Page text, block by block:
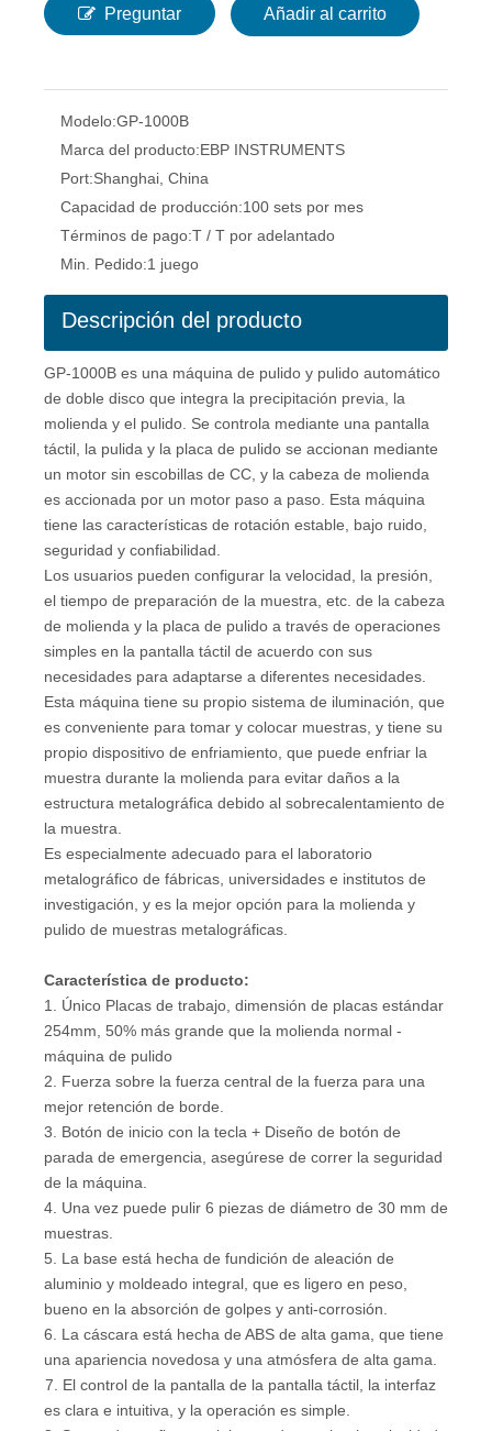
Preguntar Añadir al carrito
Modelo:GP-1000B
Marca del producto:EBP INSTRUMENTS
Port:Shanghai, China
Capacidad de producción:100 sets por mes
Términos de pago:T / T por adelantado
Min. Pedido:1 juego
Descripción del producto
GP-1000B es una máquina de pulido y pulido automático
de doble disco que integra la precipitación previa, la
molienda y el pulido. Se controla mediante una pantalla
táctil, la pulida y la placa de pulido se accionan mediante
un motor sin escobillas de CC, y la cabeza de molienda
es accionada por un motor paso a paso. Esta máquina
tiene las características de rotación estable, bajo ruido,
seguridad y confiabilidad.
Los usuarios pueden configurar la velocidad, la presión,
el tiempo de preparación de la muestra, etc. de la cabeza
de molienda y la placa de pulido a través de operaciones
simples en la pantalla táctil de acuerdo con sus
necesidades para adaptarse a diferentes necesidades.
Esta máquina tiene su propio sistema de iluminación, que
es conveniente para tomar y colocar muestras, y tiene su
propio dispositivo de enfriamiento, que puede enfriar la
muestra durante la molienda para evitar daños a la
estructura metalográfica debido al sobrecalentamiento de
la muestra.
Es especialmente adecuado para el laboratorio
metalográfico de fábricas, universidades e institutos de
investigación, y es la mejor opción para la molienda y
pulido de muestras metalográficas.
Característica de producto:
1. Único Placas de trabajo, dimensión de placas estándar
254mm, 50% más grande que la molienda normal -
máquina de pulido
2. Fuerza sobre la fuerza central de la fuerza para una
mejor retención de borde.
3. Botón de inicio con la tecla + Diseño de botón de
parada de emergencia, asegúrese de correr la seguridad
de la máquina.
4. Una vez puede pulir 6 piezas de diámetro de 30 mm de
muestras.
5. La base está hecha de fundición de aleación de
aluminio y moldeado integral, que es ligero en peso,
bueno en la absorción de golpes y anti-corrosión.
6. La cáscara está hecha de ABS de alta gama, que tiene
una apariencia novedosa y una atmósfera de alta gama.
7. El control de la pantalla de la pantalla táctil, la interfaz
es clara e intuitiva, y la operación es simple.